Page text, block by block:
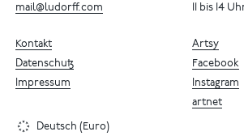
mail@ludorff.com
11 bis 14
Artsy
Facebook
Instagram
artnet
Kontakt
Datenschutz
Impressum
Deutsch (Euro)